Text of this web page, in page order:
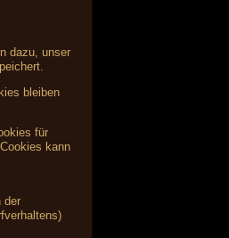
dazu, unser
bleiben
für
kann
der